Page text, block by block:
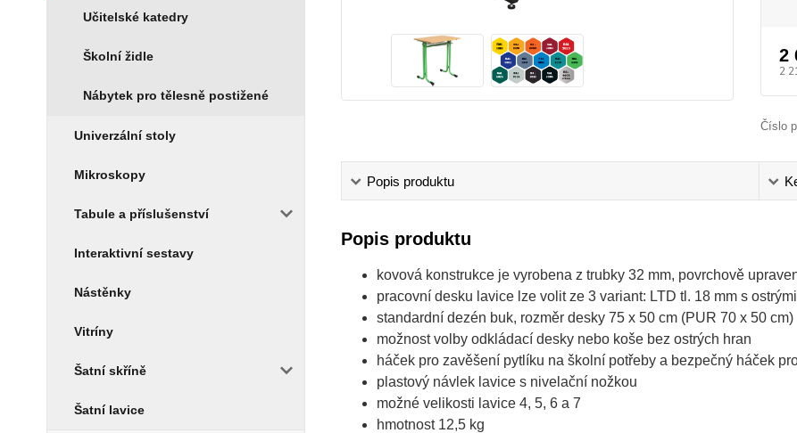
Učitelské katedry
Školní židle
Nábytek pro tělesně postižené
Univerzální stoly
Mikroskopy
Tabule a příslušenství
Interaktivní sestavy
Nástěnky
Vitríny
Šatní skříně
Šatní lavice
2
2
Číslo
Popis produktu
Popis produktu
kovová konstrukce je vyrobena z trubky 32 mm, povrchově
pracovní desku lavice lze volit ze 3 variant: LTD tl. 18 mm s
standardní dezén buk, rozměr desky 75 x 50 cm (PUR 70 x 50 cm)
možnost volby odkládací desky nebo koše bez ostrých hran
háček pro zavěšení pytlíku na školní potřeby a bezpečný háček
plastový návlek lavice s nivelační nožkou
možné velikosti lavice 4, 5, 6 a 7
hmotnost 12,5 kg